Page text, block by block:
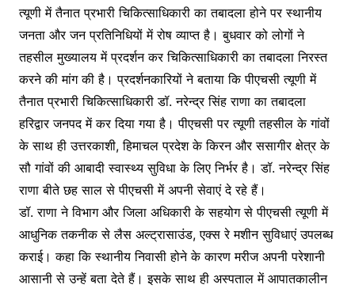
त्यूणी में तैनात प्रभारी चिकित्साधिकारी का तबादला होने पर स्थानीय
जनता और जन प्रतिनिधियों में रोष व्याप्त है। बुधवार को लोगों ने
तहसील मुख्यालय में प्रदर्शन कर चिकित्साधिकारी का तबादला निरस्त
करने की मांग की है। प्रदर्शनकारियों ने बताया कि पीएचसी त्यूणी में
तैनात प्रभारी चिकित्साधिकारी डॉ. नरेन्द्र सिंह राणा का तबादला
हरिद्वार जनपद में कर दिया गया है। पीएचसी पर त्यूणी तहसील के गांवों
के साथ ही उत्तरकाशी, हिमाचल प्रदेश के किरन और ससागीर क्षेत्र के
सौ गांवों की आबादी स्वास्थ्य सुविधा के लिए निर्भर है। डॉ. नरेन्द्र सिंह
राणा बीते छह साल से पीएचसी में अपनी सेवाएं दे रहे हैं।
डॉ. राणा ने विभाग और जिला अधिकारी के सहयोग से पीएचसी त्यूणी में
आधुनिक तकनीक से लैस अल्ट्रासाउंड, एक्स रे मशीन सुविधाएं उपलब्ध
कराई। कहा कि स्थानीय निवासी होने के कारण मरीज अपनी परेशानी
आसानी से उन्हें बता देते हैं। इसके साथ ही अस्पताल में आपातकालीन